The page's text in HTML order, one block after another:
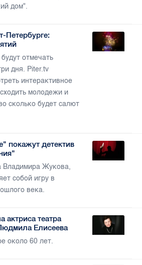
дом".
Петербурге:
отмечать
дня. Piter.tv
интерактивное
молодежи и
сколько будет салют
покажут детектив
Владимира Жукова,
собой игру в
века.
актриса театра
Елисеева
около 60 лет.